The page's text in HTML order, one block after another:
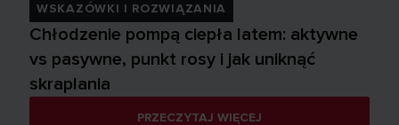
WSKAZÓWKI I ROZWIĄZANIA
Chłodzenie pompą ciepła latem: aktywne
vs pasywne, punkt rosy i jak uniknąć
skraplania
PRZECZYTAJ WIĘCEJ